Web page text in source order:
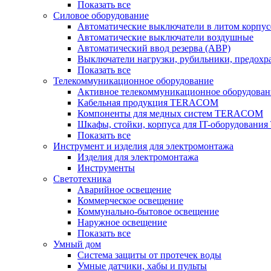
Показать все
Силовое оборудование
Автоматические выключатели в литом
Автоматические выключатели воздушные
Автоматический ввод резерва (АВР)
Выключатели нагрузки, рубильники,
Показать все
Телекоммуникационное оборудование
Активное телекоммуникационное
Кабельная продукция TERACOM
Компоненты для медных систем TERACOM
Шкафы, стойки, корпуса для IT-
Показать все
Инструмент и изделия для электромонтажа
Изделия для электромонтажа
Инструменты
Светотехника
Аварийное освещение
Коммерческое освещение
Коммунально-бытовое освещение
Наружное освещение
Показать все
Умный дом
Система защиты от протечек воды
Умные датчики, хабы и пульты